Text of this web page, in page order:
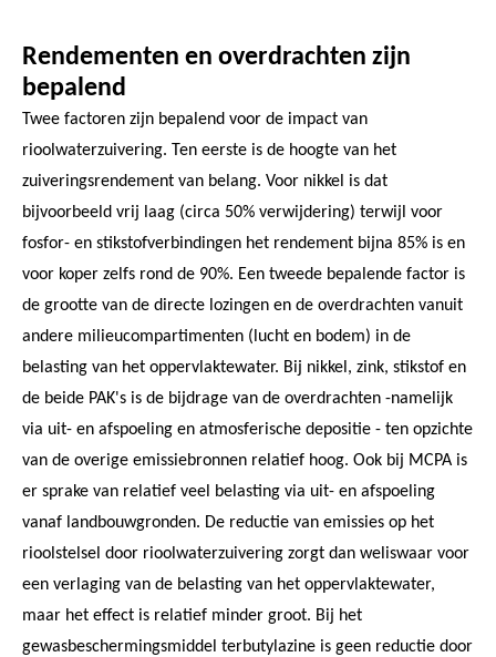
Rendementen en overdrachten zijn
bepalend
Twee factoren zijn bepalend voor de impact van
rioolwaterzuivering. Ten eerste is de hoogte van het
zuiveringsrendement van belang. Voor nikkel is dat
bijvoorbeeld vrij laag (circa 50% verwijdering) terwijl voor
fosfor- en stikstofverbindingen het rendement bijna 85% is en
voor koper zelfs rond de 90%. Een tweede bepalende factor is
de grootte van de directe lozingen en de overdrachten vanuit
andere milieucompartimenten (lucht en bodem) in de
belasting van het oppervlaktewater. Bij nikkel, zink, stikstof en
de beide PAK's is de bijdrage van de overdrachten -namelijk
via uit- en afspoeling en atmosferische depositie - ten opzichte
van de overige emissiebronnen relatief hoog. Ook bij MCPA is
er sprake van relatief veel belasting via uit- en afspoeling
vanaf landbouwgronden. De reductie van emissies op het
rioolstelsel door rioolwaterzuivering zorgt dan weliswaar voor
een verlaging van de belasting van het oppervlaktewater,
maar het effect is relatief minder groot. Bij het
gewasbeschermingsmiddel terbutylazine is geen reductie door